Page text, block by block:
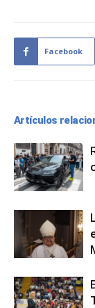
Facebook
Artículos